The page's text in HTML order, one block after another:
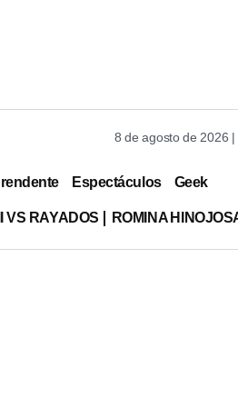
8 de agosto de 2026 |
Espectáculos Geek
VS RAYADOS ROMINA